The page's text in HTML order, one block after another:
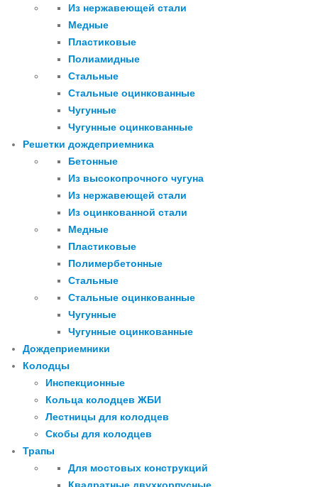
Из нержавеющей стали
Медные
Пластиковые
Полиамидные
Стальные
Стальные оцинкованные
Чугунные
Чугунные оцинкованные
Решетки дождеприемника
Бетонные
Из высокопрочного чугуна
Из нержавеющей стали
Из оцинкованной стали
Медные
Пластиковые
Полимербетонные
Стальные
Стальные оцинкованные
Чугунные
Чугунные оцинкованные
Дождеприемники
Колодцы
Инспекционные
Кольца колодцев ЖБИ
Лестницы для колодцев
Скобы для колодцев
Трапы
Для мостовых конструкций